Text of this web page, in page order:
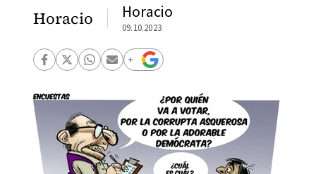
Horacio Horacio
09.10.2023